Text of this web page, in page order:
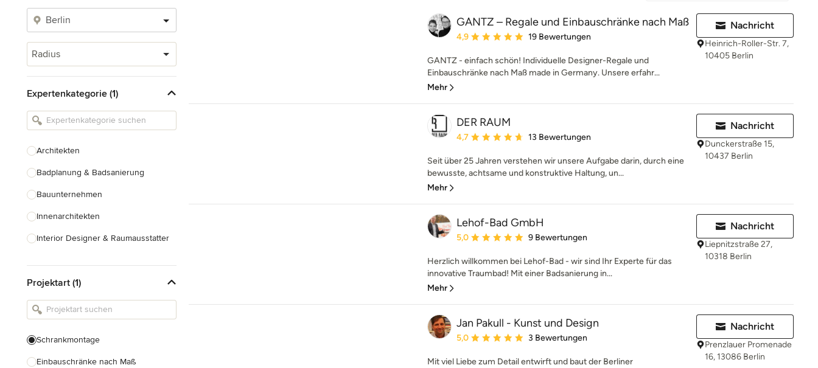
Radius
Expertenkategorie (1)
Architekten
Badplanung & Badsanierung
Bauunternehmen
Innenarchitekten
Interior Designer & Raumausstatter
Landschaftsarchitekten
Armaturen & Sanitärbedarf
Einbauschränke
Projektart (1)
Schrankmontage
Einbauschränke nach Maß
GANTZ – Regale und Einbauschränke nach Maß
Durchschnittliche Bewertung: 4.9 von 5 Sternen
4,9 19 Bewertungen
GANTZ - einfach schön! Individuelle Designer-Regale und
Einbauschränke nach Maß made in Germany. Unsere erfahr...
Mehr
Nachricht
Heinrich-Roller-Str. 7,
10405 Berlin
DER RAUM
Durchschnittliche Bewertung: 4.7 von 5 Sternen
4,7 13 Bewertungen
Seit über 25 Jahren verstehen wir unsere Aufgabe darin, durch eine
bewusste, achtsame und konstruktive Haltung, un...
Mehr
Nachricht
Dunckerstraße 15,
10437 Berlin
Lehof-Bad GmbH
Durchschnittliche Bewertung: 5 von 5 Sternen
5,0 9 Bewertungen
Herzlich willkommen bei Lehof-Bad - wir sind Ihr Experte für das
innovative Traumbad! Mit einer Badsanierung in...
Mehr
Nachricht
Liepnitzstraße 27,
10318 Berlin
Jan Pakull - Kunst und Design
Durchschnittliche Bewertung: 5 von 5 Sternen
5,0 3 Bewertungen
Mit viel Liebe zum Detail entwirft und baut der Berliner
Nachricht
Prenzlauer Promenade
16, 13086 Berlin